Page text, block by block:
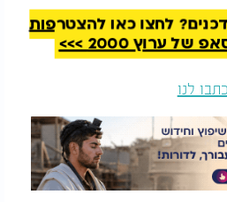
באשדוד: הרוג ו-3
פצועים בשריפה
חליפה כמו שצריך ובעצם
בלי טלוויזיה ובלי
תמיד יש הכל. השבת השנייה
את הפלטה מאמא שלי
כולם יחד כל המשפחה והלכנו
פחדתי מאוד לא לקום לבית
פרקי תהילים. הרגשתי
לחצו כאן להצטרפות
ערוץ 2000 >>>
לנו